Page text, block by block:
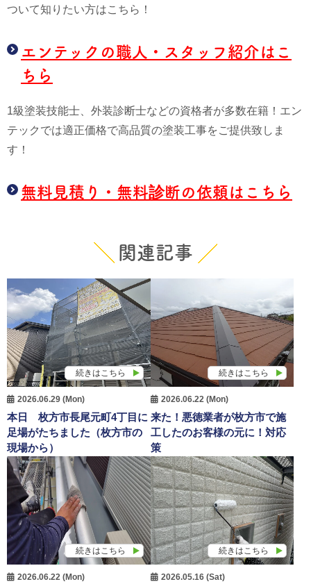
ついて知りたい方はこちら！
エンテックの職人・スタッフ紹介はこ
ちら
1級塗装技能士、外装診断士などの資格者が多数在籍！エン
テックでは適正価格で高品質の塗装工事をご提供致しま
す！
無料見積り・無料診断の依頼はこちら
関連記事
続きはこちら
2026.06.29 (Mon)
本日 枚方市長尾元町4丁目に
足場がたちました（枚方市の
現場から）
続きはこちら
2026.06.22 (Mon)
来た！悪徳業者が枚方市で施
工したのお客様の元に！対応
策
続きはこちら
2026.06.22 (Mon)
続きはこちら
2026.05.16 (Sat)